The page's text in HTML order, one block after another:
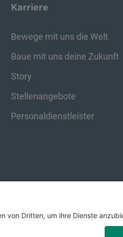
Karriere
Bewege mit uns die Welt
Baue mit uns deine Zukunft
Story
Stellenangebote
Personaldienstleister